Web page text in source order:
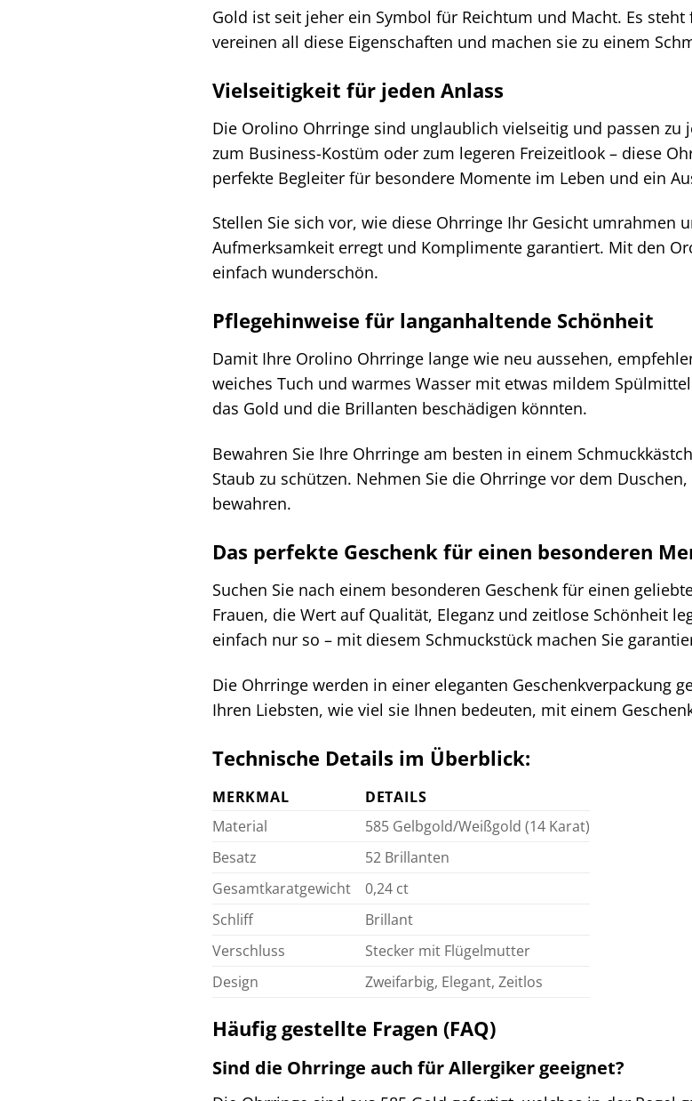
Gold ist seit jeher ein Symbol für Reichtum und Macht. Es
vereinen all diese Eigenschaften und machen sie zu einem
Vielseitigkeit für jeden Anlass
Die Orolino Ohrringe sind unglaublich vielseitig und passen
zum Business-Kostüm oder zum legeren Freizeitlook – diese
perfekte Begleiter für besondere Momente im Leben und ein
Stellen Sie sich vor, wie diese Ohrringe Ihr Gesicht umrahmen
Aufmerksamkeit erregt und Komplimente garantiert. Mit den
einfach wunderschön.
Pflegehinweise für langanhaltende Schönheit
Damit Ihre Orolino Ohrringe lange wie neu aussehen,
weiches Tuch und warmes Wasser mit etwas mildem
das Gold und die Brillanten beschädigen könnten.
Bewahren Sie Ihre Ohrringe am besten in einem
Staub zu schützen. Nehmen Sie die Ohrringe vor dem
bewahren.
Das perfekte Geschenk für einen besonderen
Suchen Sie nach einem besonderen Geschenk für einen
Frauen, die Wert auf Qualität, Eleganz und zeitlose Schönheit
einfach nur so – mit diesem Schmuckstück machen Sie
Die Ohrringe werden in einer eleganten Geschenkverpackung
Ihren Liebsten, wie viel sie Ihnen bedeuten, mit einem
Technische Details im Überblick:
MERKMAL
DETAILS
Material
585 Gelbgold/Weißgold (14 Karat)
Besatz
52 Brillanten
Gesamtkaratgewicht
0,24 ct
Schliff
Brillant
Verschluss
Stecker mit Flügelmutter
Design
Zweifarbig, Elegant, Zeitlos
Häufig gestellte Fragen (FAQ)
Sind die Ohrringe auch für Allergiker geeignet?